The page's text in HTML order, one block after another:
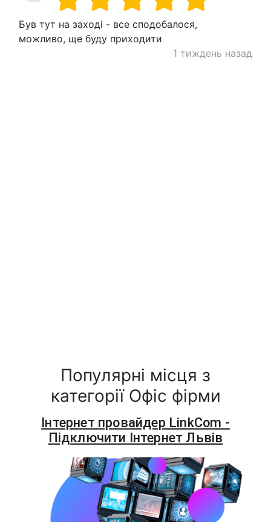
Був тут на заході - все сподобалося,
можливо, ще буду приходити
1 тиждень назад
Популярні місця з
категорії Офіс фірми
Інтернет провайдер LinkCom -
Підключити Інтернет Львів